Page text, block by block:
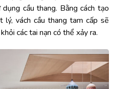
cầu thang. Bằng cách tạo
lý, vách cầu thang tam cấp sẽ
các tai nạn có thể xảy ra.